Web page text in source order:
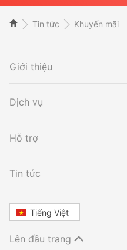
Xét nghiệm khai sinh
Tin tức Khuyến mãi
Giới thiệu
Dịch vụ
Hỗ trợ
Tin tức
Tiếng Việt
Lên đầu trang